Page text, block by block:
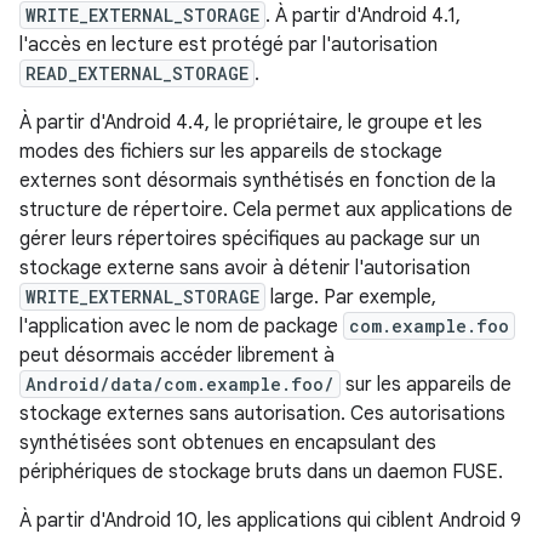
WRITE_EXTERNAL_STORAGE . À partir d'Android 4.1,
l'accès en lecture est protégé par l'autorisation
READ_EXTERNAL_STORAGE .
À partir d'Android 4.4, le propriétaire, le groupe et les
modes des fichiers sur les appareils de stockage
externes sont désormais synthétisés en fonction de la
structure de répertoire. Cela permet aux applications de
gérer leurs répertoires spécifiques au package sur un
stockage externe sans avoir à détenir l'autorisation
WRITE_EXTERNAL_STORAGE large. Par exemple,
l'application avec le nom de package com.example.foo
peut désormais accéder librement à
Android/data/com.example.foo/ sur les appareils de
stockage externes sans autorisation. Ces autorisations
synthétisées sont obtenues en encapsulant des
périphériques de stockage bruts dans un daemon FUSE.
À partir d'Android 10, les applications qui ciblent Android 9